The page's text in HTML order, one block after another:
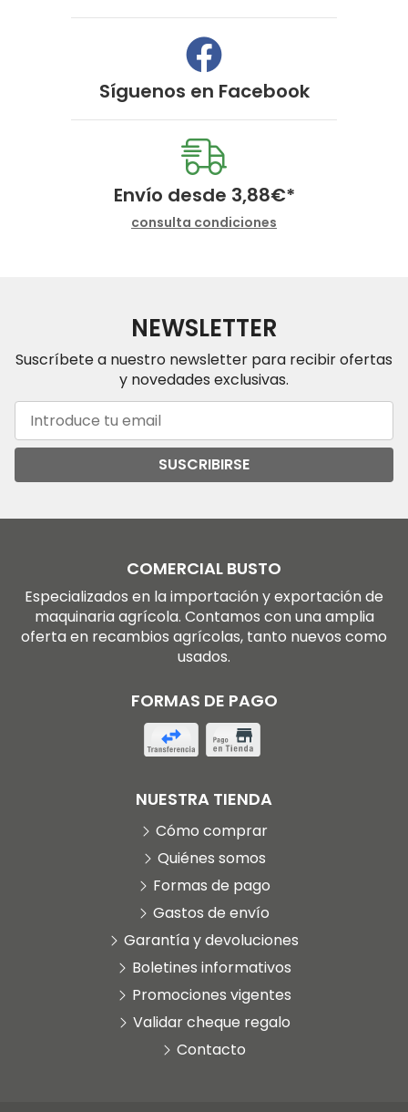
Síguenos en Facebook
Envío desde 3,88€*
consulta condiciones
NEWSLETTER
Suscríbete a nuestro newsletter para recibir ofertas
y novedades exclusivas.
SUSCRIBIRSE
COMERCIAL BUSTO
Especializados en la importación y exportación de
maquinaria agrícola. Contamos con una amplia
oferta en recambios agrícolas, tanto nuevos como
usados.
FORMAS DE PAGO
NUESTRA TIENDA
Cómo comprar
Quiénes somos
Formas de pago
Gastos de envío
Garantía y devoluciones
Boletines informativos
Promociones vigentes
Validar cheque regalo
Contacto